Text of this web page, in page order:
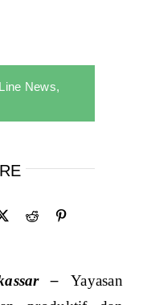
News,
–
Yayasan